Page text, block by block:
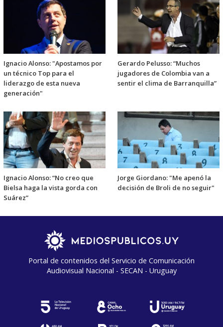
Ignacio Alonso: "Apostamos por
un técnico Top para el
liderazgo de esta nueva
generación"
Gerardo Pelusso: “Muchos
jugadores de Colombia van a
sentir el clima de Barranquilla”
Ignacio Alonso: “No creo que
Bielsa haga la vista gorda con
Suárez”
Jorge Giordano: "Me apenó la
decisión de Broli de no seguir"
Portal de contenidos del Servicio de Comunicación
Audiovisual Nacional - SECAN - Uruguay